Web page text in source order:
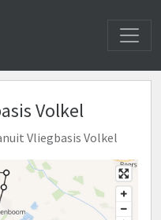
Volkel
Vliegbasis Volkel